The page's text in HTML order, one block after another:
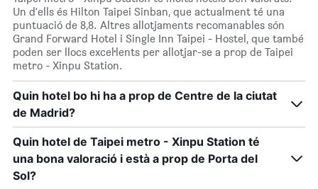
Un d'ells és Hilton Taipei Sinban, que actualment té una
puntuació de 8,8. Altres allotjaments recomanables són
Grand Forward Hotel i Single Inn Taipei - Hostel, que també
poden ser llocs excel·lents per allotjar-se a prop de Taipei
metro - Xinpu Station.
Quin hotel bo hi ha a prop de Centre de la ciutat
de Madrid?
Quin hotel de Taipei metro - Xinpu Station té
una bona valoració i està a prop de Porta del
Sol?